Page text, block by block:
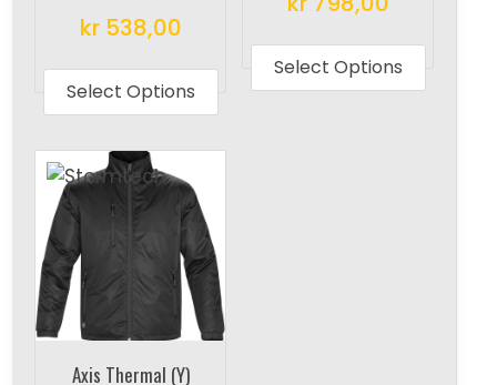
kr538,00
Select Options
product
has
multiple
may
be
chosen
Select Options
has
Axis Thermal (Y)